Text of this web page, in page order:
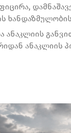
ანაკლიის
ანაკლიის